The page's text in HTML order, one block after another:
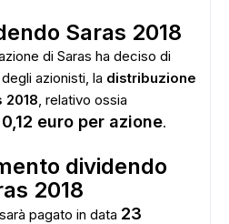
Saras 2018
di Saras ha deciso di
azionisti, la distribuzione
2018, relativo ossia
0,12 euro per azione.
dividendo
2018
pagato in data 23